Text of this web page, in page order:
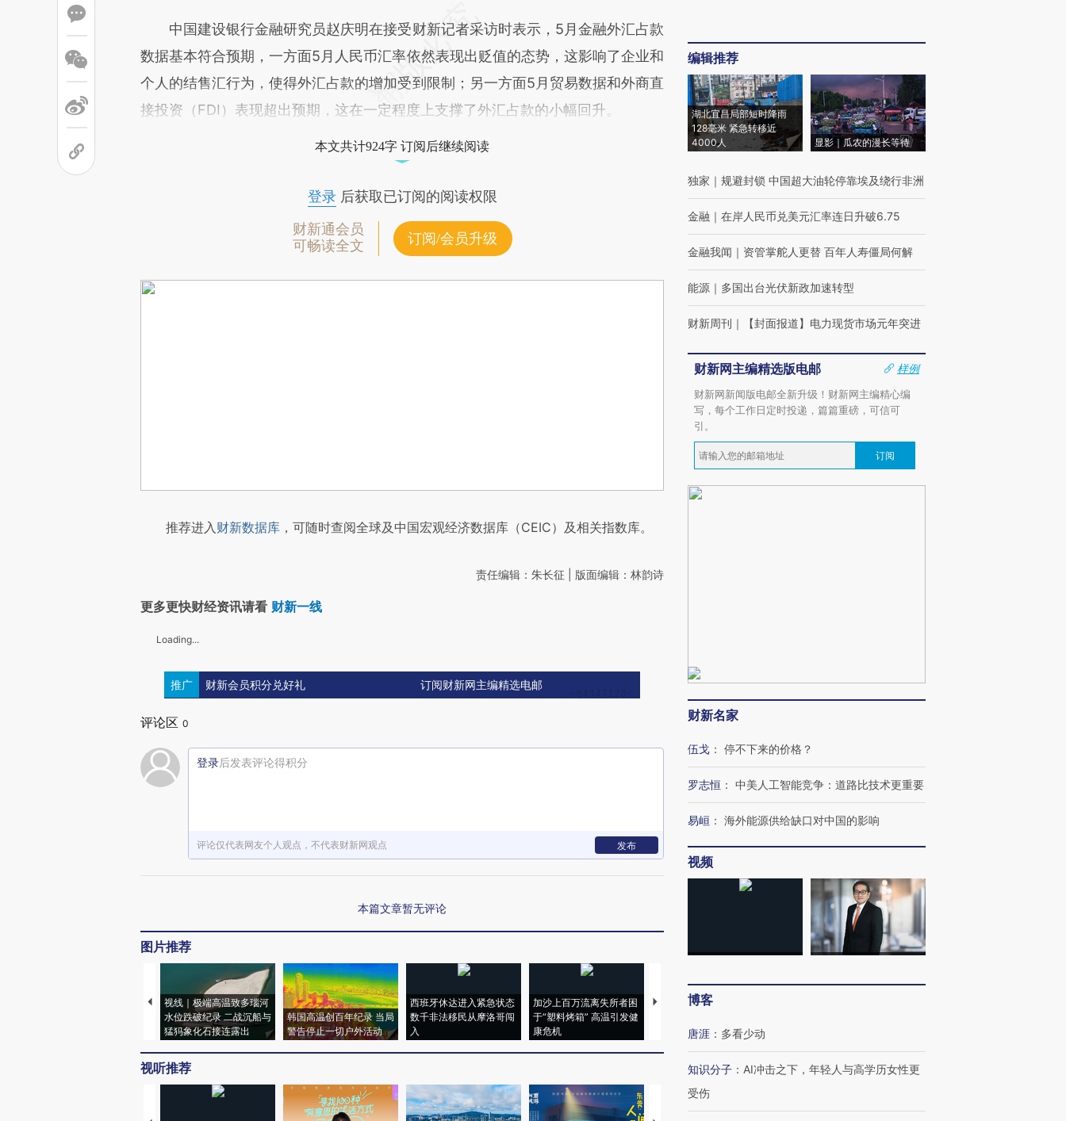
中国建设银行金融研究员赵庆明在接受财新记者采访时表示，5月金融外汇占款
数据基本符合预期，一方面5月人民币汇率依然表现出贬值的态势，这影响了企业和
个人的结售汇行为，使得外汇占款的增加受到限制；另一方面5月贸易数据和外商直
接投资（FDI）表现超出预期，这在一定程度上支撑了外汇占款的小幅回升。
本文共计924字 订阅后继续阅读
登录后获取已订阅的阅读权限
财新通会员
可畅读全文
订阅/会员升级
推荐进入财新数据库 ，可随时查阅全球及中国宏观经济数据库（CEIC）及相关指数库。
责任编辑：朱长征 | 版面编辑：林韵诗
更多更快财经资讯请看 财新一线
Loading...
推广 财新会员积分兑好礼 订阅财新网主编精选电邮
评论区 0
登录后发表评论得积分
评论仅代表网友个人观点，不代表财新网观点 发布
本篇文章暂无评论
图片推荐
视线｜极端高温致多瑙河
水位跌破纪录 二战沉船与
猛犸象化石接连露出
韩国高温创百年纪录 当局
警告停止一切户外活动
西班牙休达进入紧急状态
数千非法移民从摩洛哥闯
入
加沙上百万流离失所者困
于“塑料烤箱” 高温引发健
康危机
视线｜HYROX的吸金
心“花钱找虐”？
视听推荐
编辑推荐
湖北宜昌局部短时降雨
128毫米 紧急转移近
4000人
显影｜瓜农的漫长等待
独家 ｜ 规避封锁 中国超大油轮停靠埃及绕行非洲
金融 ｜ 在岸人民币兑美元汇率连日升破6.75
金融我闻 ｜ 资管掌舵人更替 百年人寿僵局何解
能源 ｜ 多国出台光伏新政加速转型
财新周刊 ｜ 【封面报道】电力现货市场元年突进
财新网主编精选版电邮
样例
财新网新闻版电邮全新升级！财新网主编精心编
写，每个工作日定时投递，篇篇重磅，可信可
引。
订阅
财新名家
伍戈 ： 停不下来的价格？
罗志恒 ： 中美人工智能竞争：道路比技术更重要
易峘 ： 海外能源供给缺口对中国的影响
视频
博客
唐涯 ： 多看少动
知识分子 ： AI冲击之下，年轻人与高学历女性更
受伤